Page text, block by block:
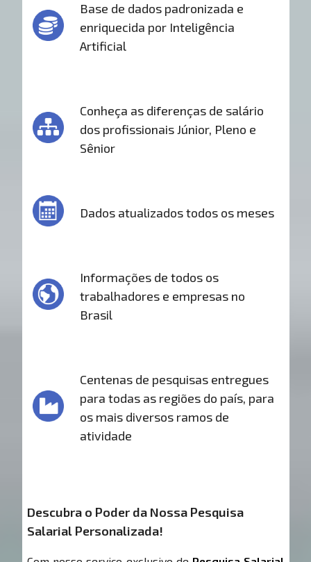
Base de dados padronizada e
enriquecida por Inteligência
Artificial
Conheça as diferenças de salário
dos profissionais Júnior, Pleno e
Sênior
Dados atualizados todos os meses
Informações de todos os
trabalhadores e empresas no
Brasil
Centenas de pesquisas entregues
para todas as regiões do país, para
os mais diversos ramos de
atividade
Descubra o Poder da Nossa Pesquisa
Salarial Personalizada!